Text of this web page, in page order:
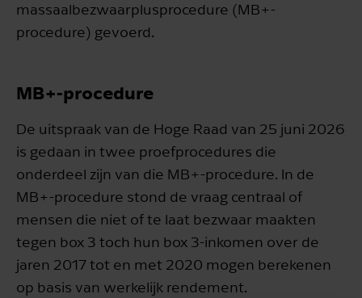
massaalbezwaarplusprocedure (MB+-
procedure) gevoerd.
MB+-procedure
De uitspraak van de Hoge Raad van 25 juni 2026
is gedaan in twee proefprocedures die
onderdeel zijn van die MB+-procedure. In de
MB+-procedure stond de vraag centraal of
mensen die niet of te laat bezwaar maakten
tegen box 3 toch hun box 3-inkomen over de
jaren 2017 tot en met 2020 mogen berekenen
op basis van werkelijk rendement.